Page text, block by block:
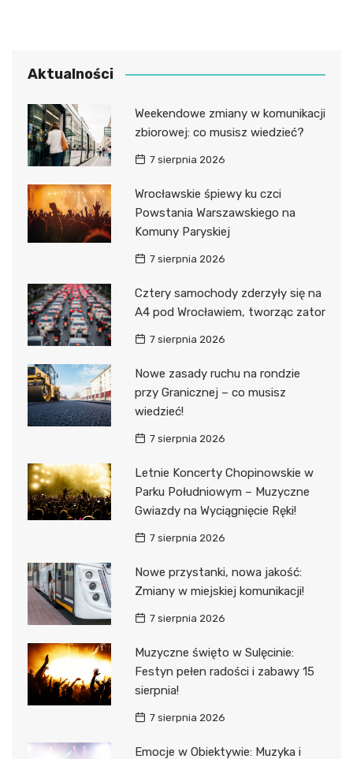
Aktualności
Weekendowe zmiany w komunikacji
zbiorowej: co musisz wiedzieć?
7 sierpnia 2026
Wrocławskie śpiewy ku czci
Powstania Warszawskiego na
Komuny Paryskiej
7 sierpnia 2026
Cztery samochody zderzyły się na
A4 pod Wrocławiem, tworząc zator
7 sierpnia 2026
Nowe zasady ruchu na rondzie
przy Granicznej – co musisz
wiedzieć!
7 sierpnia 2026
Letnie Koncerty Chopinowskie w
Parku Południowym – Muzyczne
Gwiazdy na Wyciągnięcie Ręki!
7 sierpnia 2026
Nowe przystanki, nowa jakość:
Zmiany w miejskiej komunikacji!
7 sierpnia 2026
Muzyczne święto w Sulęcinie:
Festyn pełen radości i zabawy 15
sierpnia!
7 sierpnia 2026
Emocje w Obiektywie: Muzyka i